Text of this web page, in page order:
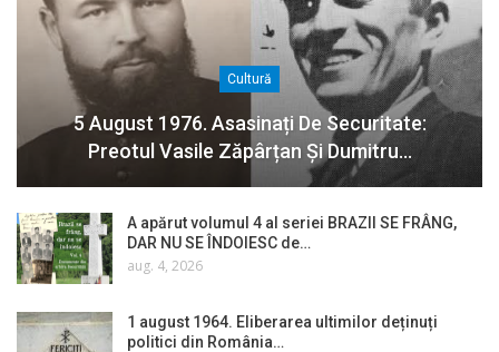
Cultură
5 August 1976. Asasinați De Securitate:
Preotul Vasile Zăpârțan Și Dumitru…
A apărut volumul 4 al seriei BRAZII SE FRÂNG,
DAR NU SE ÎNDOIESC de…
aug. 4, 2026
1 august 1964. Eliberarea ultimilor deținuți
politici din România…